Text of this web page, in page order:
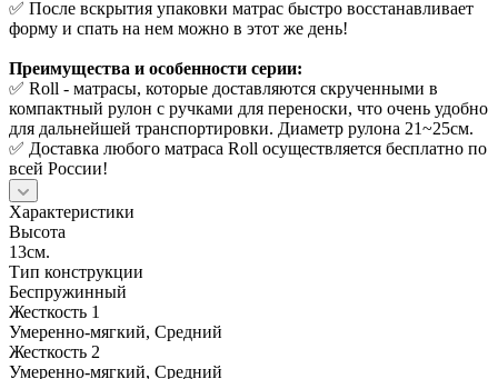
✅ После вскрытия упаковки матрас быстро восстанавливает
форму и спать на нем можно в этот же день!
Преимущества и особенности серии:
✅ Roll - матрасы, которые доставляются скрученными в
компактный рулон с ручками для переноски, что очень удобно
для дальнейшей транспортировки. Диаметр рулона 21~25см.
✅ Доставка любого матраса Roll осуществляется бесплатно по
всей России!
Характеристики
Высота
13см.
Тип конструкции
Беспружинный
Жесткость 1
Умеренно-мягкий, Средний
Жесткость 2
Умеренно-мягкий, Средний